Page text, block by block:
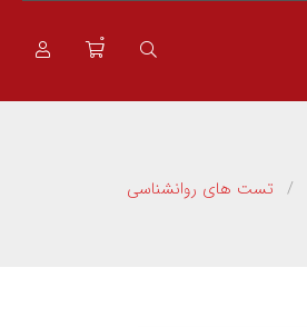
0
تست های روانشناسی